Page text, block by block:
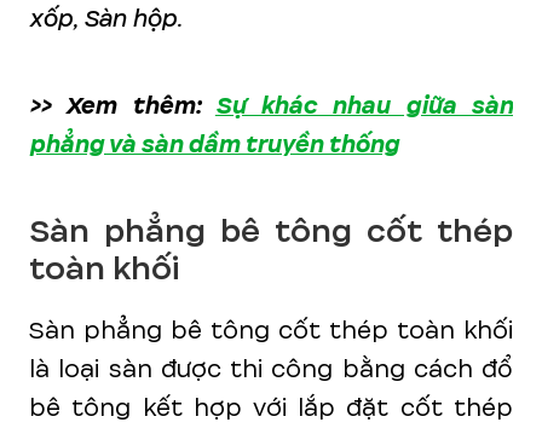
xốp, Sàn hộp.
>> Xem thêm:Sự khác nhau giữa sàn
phẳng và sàn dầm truyền thống
Sàn phẳng bê tông cốt thép
toàn khối
Sàn phẳng bê tông cốt thép toàn khối
là loại sàn được thi công bằng cách đổ
bê tông kết hợp với lắp đặt cốt thép